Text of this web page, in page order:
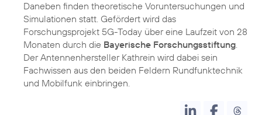
Daneben finden theoretische Voruntersuchungen und
Simulationen statt. Gefördert wird das
Forschungsprojekt 5G-Today über eine Laufzeit von 28
Monaten durch die Bayerische Forschungsstiftung
Der Antennenhersteller Kathrein wird dabei sein
Fachwissen aus den beiden Feldern Rundfunktechnik
und Mobilfunk einbringen.